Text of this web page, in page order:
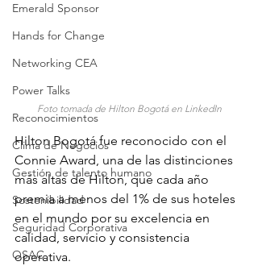
Emerald Sponsor
Hands for Change
Networking CEA
Power Talks
Reconocimientos
Clima de Negocios
Gestión de talento humano
Sostenibilidad
Seguridad Corporativa
OSAC
Foto tomada de Hilton Bogotá en LinkedIn
Hilton Bogotá fue reconocido con el
Connie Award, una de las distinciones
más altas de Hilton, que cada año
premia a menos del 1% de sus hoteles
en el mundo por su excelencia en
calidad, servicio y consistencia
operativa.